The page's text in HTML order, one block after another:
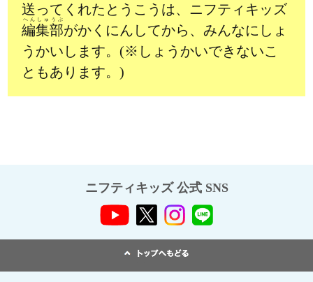
送ってくれたとうこうは、ニフティキッズ
編集部
へんしゅうぶ
がかくにんしてから、みんなにしょ
うかいします。(※しょうかいできないこ
ともあります。)
ニフティキッズ 公式 SNS